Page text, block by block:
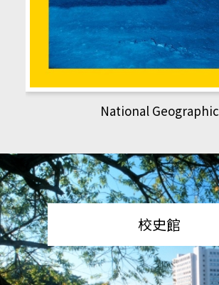
National Geographic
校史館